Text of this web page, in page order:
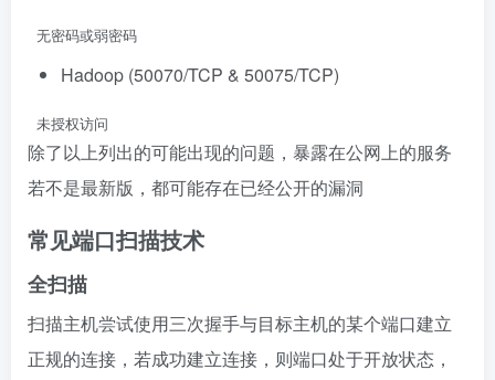
无密码或弱密码
Hadoop (50070/TCP & 50075/TCP)
未授权访问
除了以上列出的可能出现的问题，暴露在公网上的服务
若不是最新版，都可能存在已经公开的漏洞
常见端口扫描技术
全扫描
扫描主机尝试使用三次握手与目标主机的某个端口建立
正规的连接，若成功建立连接，则端口处于开放状态，